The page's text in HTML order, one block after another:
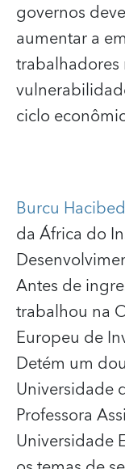
governos
aumentar a
trabalhadores
ciclo
Burcu
da África do
Antes de
trabalhou na
Europeu de
Detém um
Universidade
Professora
Universidade